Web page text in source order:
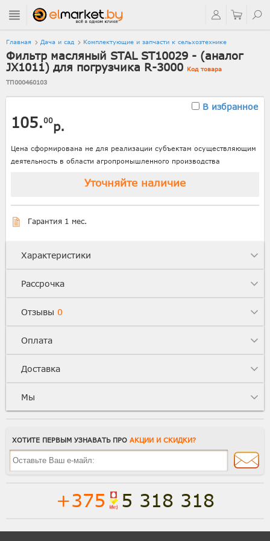
Главная Дача и сад Комплектующие и запчасти к сельхозтехнике
Фильтр масляный STAL ST10029 - (аналог
JX1011) для погрузчика R-3000 Код товара
ТП000460103
В избранное
105.00р.
Цена сформирована не для реализации субъектам осуществляющим
деятельность в области агропромышленного производства
Уточняйте наличие
Гарантия 1 мес.
Характеристики
Рассрочка
Отзывы 0
Оплата
Доставка
Мы
ХОТИТЕ ПЕРВЫМ УЗНАВАТЬ ПРО АКЦИИ И СКИДКИ?
+375 5 318 318